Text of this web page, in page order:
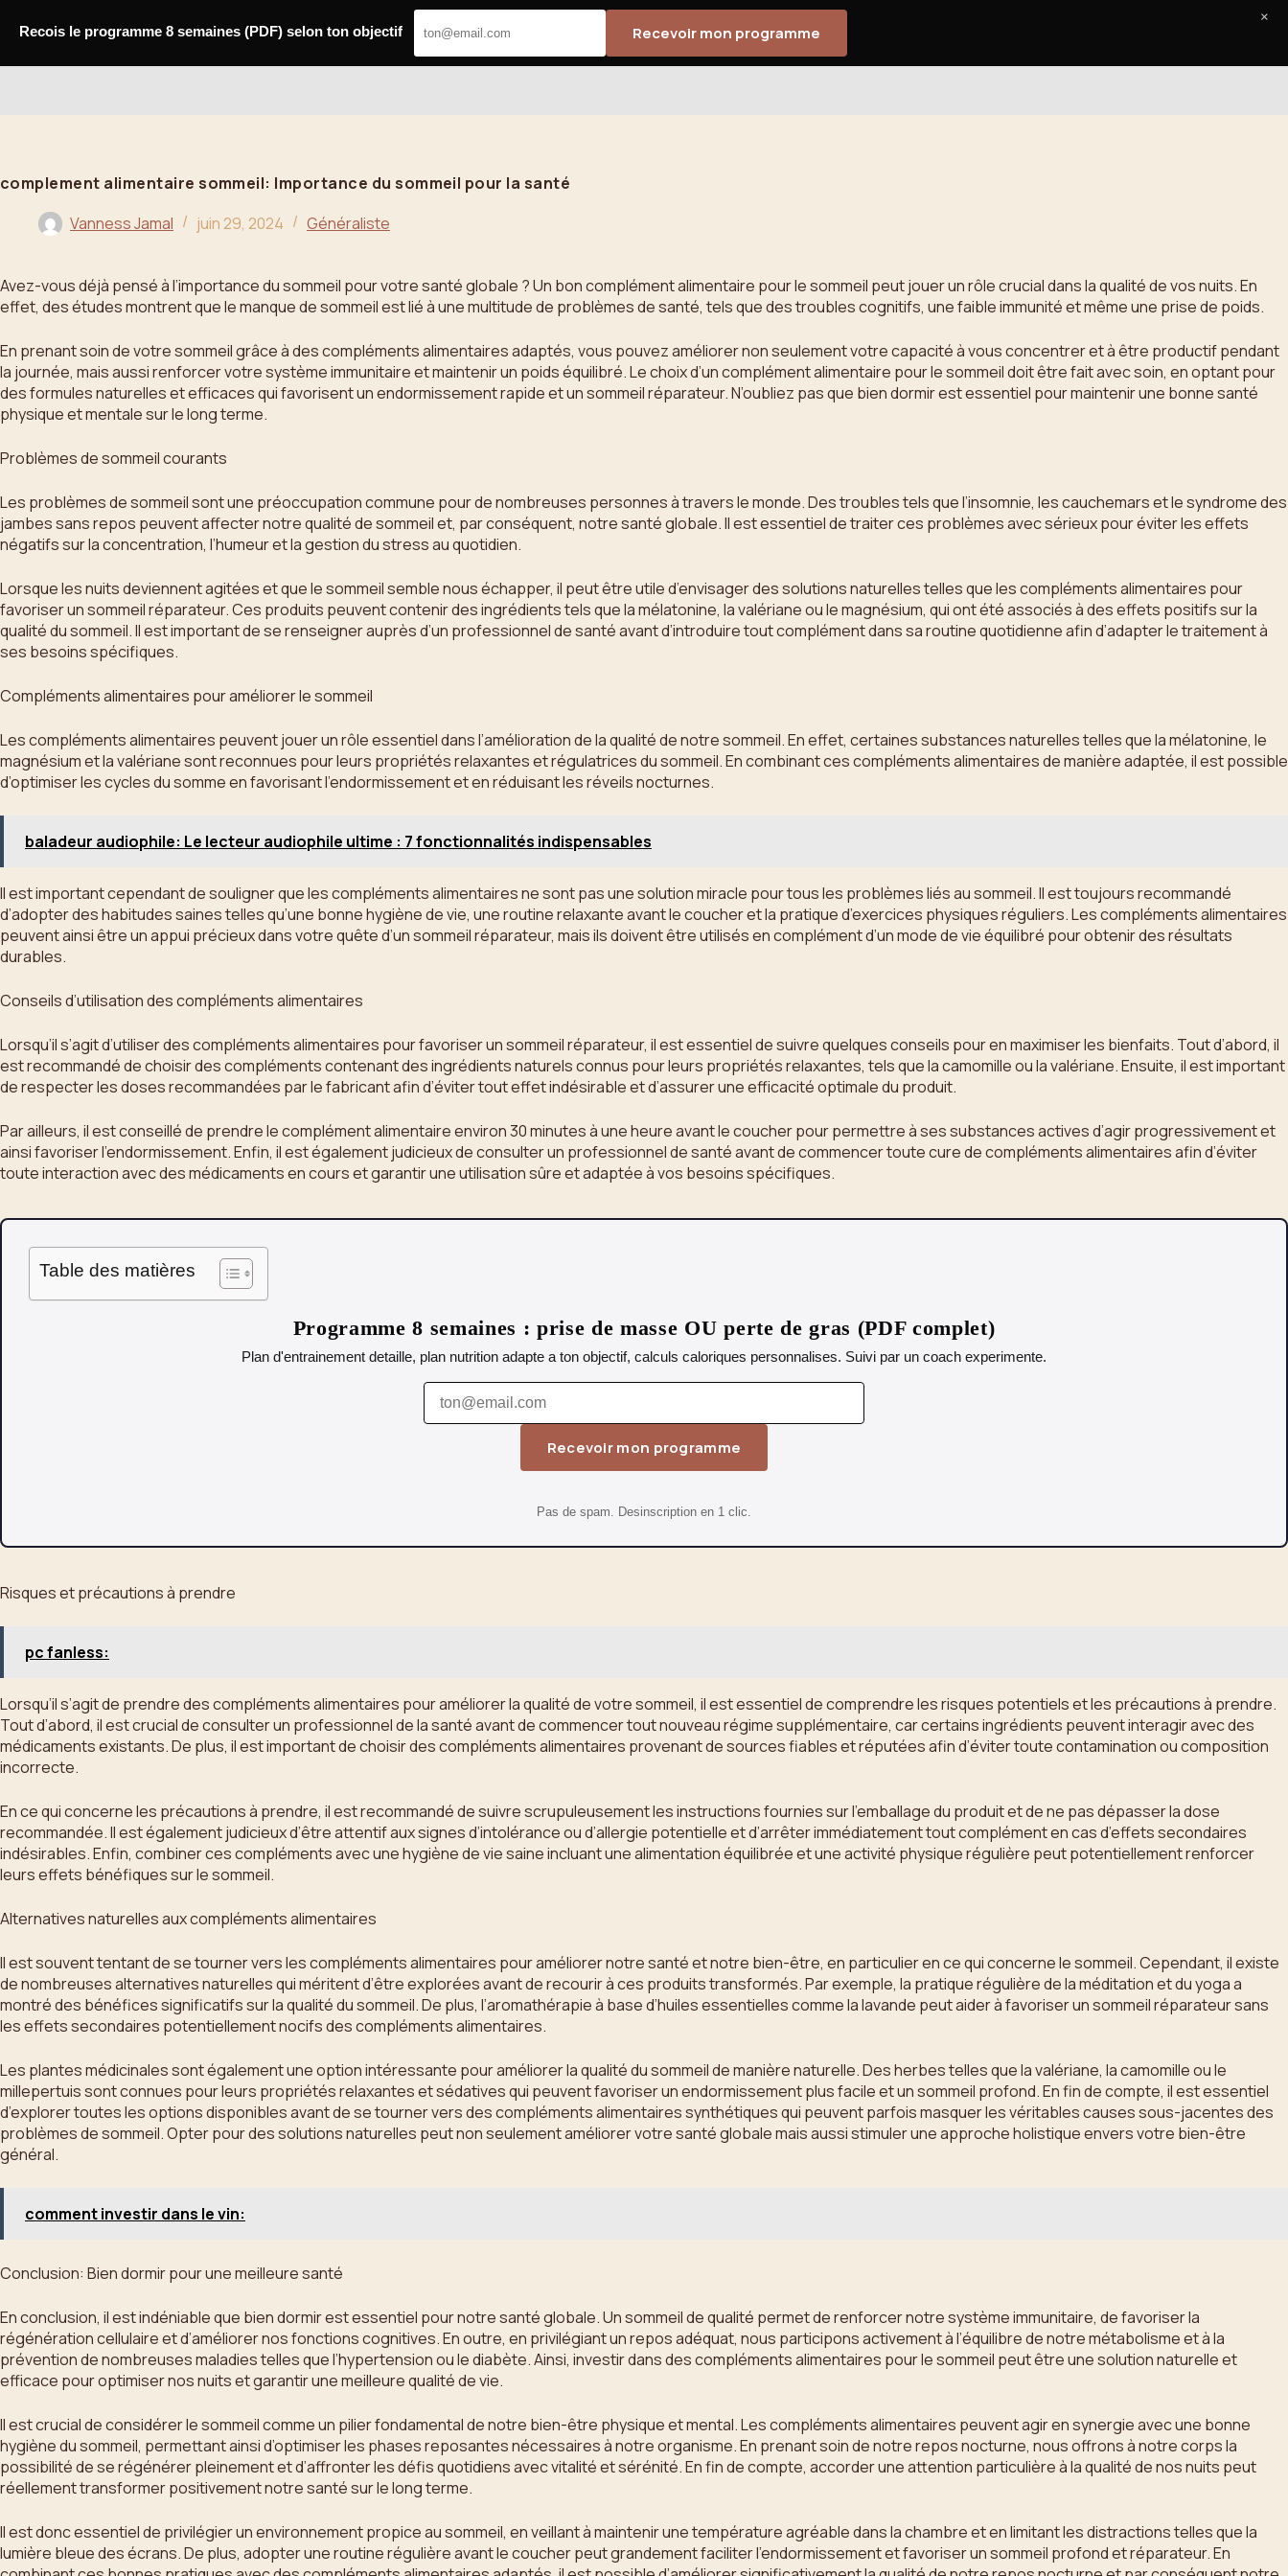
complement alimentaire sommeil: Importance du sommeil pour la santé
Vanness Jamal
juin 29, 2024 Généraliste
Avez-vous déjà pensé à l’importance du sommeil pour votre santé globale ? Un bon complément alimentaire pour le sommeil peut jouer un rôle crucial dans la qualité de vos nuits. En
effet, des études montrent que le manque de sommeil est lié à une multitude de problèmes de santé, tels que des troubles cognitifs, une faible immunité et même une prise de poids.
En prenant soin de votre sommeil grâce à des compléments alimentaires adaptés, vous pouvez améliorer non seulement votre capacité à vous concentrer et à être productif pendant
la journée, mais aussi renforcer votre système immunitaire et maintenir un poids équilibré. Le choix d’un complément alimentaire pour le sommeil doit être fait avec soin, en optant pour
des formules naturelles et efficaces qui favorisent un endormissement rapide et un sommeil réparateur. N’oubliez pas que bien dormir est essentiel pour maintenir une bonne santé
physique et mentale sur le long terme.
Problèmes de sommeil courants
Les problèmes de sommeil sont une préoccupation commune pour de nombreuses personnes à travers le monde. Des troubles tels que l’insomnie, les cauchemars et le syndrome des
jambes sans repos peuvent affecter notre qualité de sommeil et, par conséquent, notre santé globale. Il est essentiel de traiter ces problèmes avec sérieux pour éviter les effets
négatifs sur la concentration, l’humeur et la gestion du stress au quotidien.
Lorsque les nuits deviennent agitées et que le sommeil semble nous échapper, il peut être utile d’envisager des solutions naturelles telles que les compléments alimentaires pour
favoriser un sommeil réparateur. Ces produits peuvent contenir des ingrédients tels que la mélatonine, la valériane ou le magnésium, qui ont été associés à des effets positifs sur la
qualité du sommeil. Il est important de se renseigner auprès d’un professionnel de santé avant d’introduire tout complément dans sa routine quotidienne afin d’adapter le traitement à
ses besoins spécifiques.
Compléments alimentaires pour améliorer le sommeil
Les compléments alimentaires peuvent jouer un rôle essentiel dans l’amélioration de la qualité de notre sommeil. En effet, certaines substances naturelles telles que la mélatonine, le
magnésium et la valériane sont reconnues pour leurs propriétés relaxantes et régulatrices du sommeil. En combinant ces compléments alimentaires de manière adaptée, il est possible
d’optimiser les cycles du somme en favorisant l’endormissement et en réduisant les réveils nocturnes.
baladeur audiophile: Le lecteur audiophile ultime : 7 fonctionnalités indispensables
Il est important cependant de souligner que les compléments alimentaires ne sont pas une solution miracle pour tous les problèmes liés au sommeil. Il est toujours recommandé
d’adopter des habitudes saines telles qu’une bonne hygiène de vie, une routine relaxante avant le coucher et la pratique d’exercices physiques réguliers. Les compléments alimentaires
peuvent ainsi être un appui précieux dans votre quête d’un sommeil réparateur, mais ils doivent être utilisés en complément d’un mode de vie équilibré pour obtenir des résultats
durables.
Conseils d’utilisation des compléments alimentaires
Lorsqu’il s’agit d’utiliser des compléments alimentaires pour favoriser un sommeil réparateur, il est essentiel de suivre quelques conseils pour en maximiser les bienfaits. Tout d’abord, il
est recommandé de choisir des compléments contenant des ingrédients naturels connus pour leurs propriétés relaxantes, tels que la camomille ou la valériane. Ensuite, il est important
de respecter les doses recommandées par le fabricant afin d’éviter tout effet indésirable et d’assurer une efficacité optimale du produit.
Par ailleurs, il est conseillé de prendre le complément alimentaire environ 30 minutes à une heure avant le coucher pour permettre à ses substances actives d’agir progressivement et
ainsi favoriser l’endormissement. Enfin, il est également judicieux de consulter un professionnel de santé avant de commencer toute cure de compléments alimentaires afin d’éviter
toute interaction avec des médicaments en cours et garantir une utilisation sûre et adaptée à vos besoins spécifiques.
Table des matières
Programme 8 semaines : prise de masse OU perte de gras (PDF complet)
Plan d'entrainement detaille, plan nutrition adapte a ton objectif, calculs caloriques personnalises. Suivi par un coach experimente.
Recevoir mon programme
Pas de spam. Desinscription en 1 clic.
Risques et précautions à prendre
pc fanless:
Lorsqu’il s’agit de prendre des compléments alimentaires pour améliorer la qualité de votre sommeil, il est essentiel de comprendre les risques potentiels et les précautions à prendre.
Tout d’abord, il est crucial de consulter un professionnel de la santé avant de commencer tout nouveau régime supplémentaire, car certains ingrédients peuvent interagir avec des
médicaments existants. De plus, il est important de choisir des compléments alimentaires provenant de sources fiables et réputées afin d’éviter toute contamination ou composition
incorrecte.
En ce qui concerne les précautions à prendre, il est recommandé de suivre scrupuleusement les instructions fournies sur l’emballage du produit et de ne pas dépasser la dose
recommandée. Il est également judicieux d’être attentif aux signes d’intolérance ou d’allergie potentielle et d’arrêter immédiatement tout complément en cas d’effets secondaires
indésirables. Enfin, combiner ces compléments avec une hygiène de vie saine incluant une alimentation équilibrée et une activité physique régulière peut potentiellement renforcer
leurs effets bénéfiques sur le sommeil.
Alternatives naturelles aux compléments alimentaires
Il est souvent tentant de se tourner vers les compléments alimentaires pour améliorer notre santé et notre bien-être, en particulier en ce qui concerne le sommeil. Cependant, il existe
de nombreuses alternatives naturelles qui méritent d’être explorées avant de recourir à ces produits transformés. Par exemple, la pratique régulière de la méditation et du yoga a
montré des bénéfices significatifs sur la qualité du sommeil. De plus, l’aromathérapie à base d’huiles essentielles comme la lavande peut aider à favoriser un sommeil réparateur sans
les effets secondaires potentiellement nocifs des compléments alimentaires.
Les plantes médicinales sont également une option intéressante pour améliorer la qualité du sommeil de manière naturelle. Des herbes telles que la valériane, la camomille ou le
millepertuis sont connues pour leurs propriétés relaxantes et sédatives qui peuvent favoriser un endormissement plus facile et un sommeil profond. En fin de compte, il est essentiel
d’explorer toutes les options disponibles avant de se tourner vers des compléments alimentaires synthétiques qui peuvent parfois masquer les véritables causes sous-jacentes des
problèmes de sommeil. Opter pour des solutions naturelles peut non seulement améliorer votre santé globale mais aussi stimuler une approche holistique envers votre bien-être
général.
comment investir dans le vin:
Conclusion: Bien dormir pour une meilleure santé
En conclusion, il est indéniable que bien dormir est essentiel pour notre santé globale. Un sommeil de qualité permet de renforcer notre système immunitaire, de favoriser la
régénération cellulaire et d’améliorer nos fonctions cognitives. En outre, en privilégiant un repos adéquat, nous participons activement à l’équilibre de notre métabolisme et à la
prévention de nombreuses maladies telles que l’hypertension ou le diabète. Ainsi, investir dans des compléments alimentaires pour le sommeil peut être une solution naturelle et
efficace pour optimiser nos nuits et garantir une meilleure qualité de vie.
Il est crucial de considérer le sommeil comme un pilier fondamental de notre bien-être physique et mental. Les compléments alimentaires peuvent agir en synergie avec une bonne
hygiène du sommeil, permettant ainsi d’optimiser les phases reposantes nécessaires à notre organisme. En prenant soin de notre repos nocturne, nous offrons à notre corps la
possibilité de se régénérer pleinement et d’affronter les défis quotidiens avec vitalité et sérénité. En fin de compte, accorder une attention particulière à la qualité de nos nuits peut
réellement transformer positivement notre santé sur le long terme.
Il est donc essentiel de privilégier un environnement propice au sommeil, en veillant à maintenir une température agréable dans la chambre et en limitant les distractions telles que la
lumière bleue des écrans. De plus, adopter une routine régulière avant le coucher peut grandement faciliter l’endormissement et favoriser un sommeil profond et réparateur. En
Recois le programme 8 semaines (PDF) selon ton objectif Recevoir mon programme
×